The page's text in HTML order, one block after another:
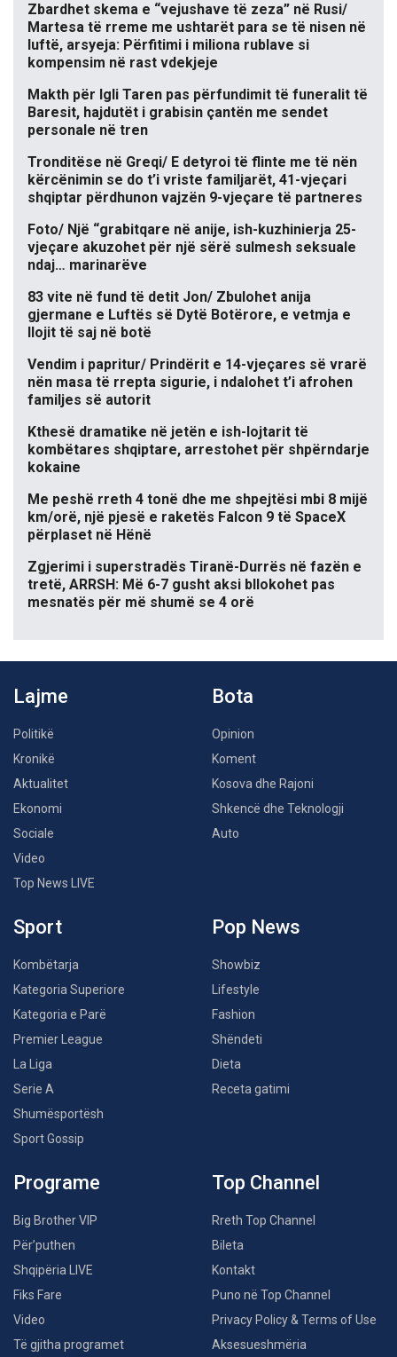
Zbardhet skema e “vejushave të zeza” në Rusi/
Martesa të rreme me ushtarët para se të nisen në
luftë, arsyeja: Përfitimi i miliona rublave si
kompensim në rast vdekjeje
Makth për Igli Taren pas përfundimit të funeralit të
Baresit, hajdutët i grabisin çantën me sendet
personale në tren
Tronditëse në Greqi/ E detyroi të flinte me të nën
kërcënimin se do t’i vriste familjarët, 41-vjeçari
shqiptar përdhunon vajzën 9-vjeçare të partneres
Foto/ Një “grabitqare në anije, ish-kuzhinierja 25-
vjeçare akuzohet për një sërë sulmesh seksuale
ndaj… marinarëve
83 vite në fund të detit Jon/ Zbulohet anija
gjermane e Luftës së Dytë Botërore, e vetmja e
llojit të saj në botë
Vendim i papritur/ Prindërit e 14-vjeçares së vrarë
nën masa të rrepta sigurie, i ndalohet t’i afrohen
familjes së autorit
Kthesë dramatike në jetën e ish-lojtarit të
kombëtares shqiptare, arrestohet për shpërndarje
kokaine
Me peshë rreth 4 tonë dhe me shpejtësi mbi 8 mijë
km/orë, një pjesë e raketës Falcon 9 të SpaceX
përplaset në Hënë
Zgjerimi i superstradës Tiranë-Durrës në fazën e
tretë, ARRSH: Më 6-7 gusht aksi bllokohet pas
mesnatës për më shumë se 4 orë
Lajme
Politikë
Kronikë
Aktualitet
Ekonomi
Sociale
Video
Top News LIVE
Bota
Opinion
Koment
Kosova dhe Rajoni
Shkencë dhe Teknologji
Auto
Sport
Kombëtarja
Kategoria Superiore
Kategoria e Parë
Premier League
La Liga
Serie A
Shumësportësh
Sport Gossip
Pop News
Showbiz
Lifestyle
Fashion
Shëndeti
Dieta
Receta gatimi
Programe
Big Brother VIP
Për’puthen
Shqipëria LIVE
Fiks Fare
Video
Të gjitha programet
Top Channel
Rreth Top Channel
Bileta
Kontakt
Puno në Top Channel
Privacy Policy & Terms of Use
Aksesueshmëria